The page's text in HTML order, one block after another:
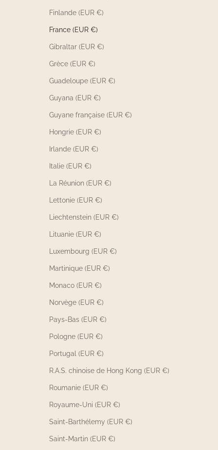
Finlande (EUR €)
France (EUR €)
Gibraltar (EUR €)
Grèce (EUR €)
Guadeloupe (EUR €)
Guyana (EUR €)
Guyane française (EUR €)
Hongrie (EUR €)
Irlande (EUR €)
Italie (EUR €)
La Réunion (EUR €)
Lettonie (EUR €)
Liechtenstein (EUR €)
Lituanie (EUR €)
Luxembourg (EUR €)
Martinique (EUR €)
Monaco (EUR €)
Norvège (EUR €)
Pays-Bas (EUR €)
Pologne (EUR €)
Portugal (EUR €)
R.A.S. chinoise de Hong Kong (EUR €)
Roumanie (EUR €)
Royaume-Uni (EUR €)
Saint-Barthélemy (EUR €)
Saint-Martin (EUR €)